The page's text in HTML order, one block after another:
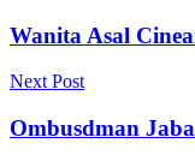
Wanita Asal
Next Post
Ombusdman